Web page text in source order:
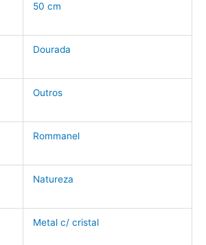
50 cm
Dourada
Outros
Rommanel
Natureza
Metal c/ cristal